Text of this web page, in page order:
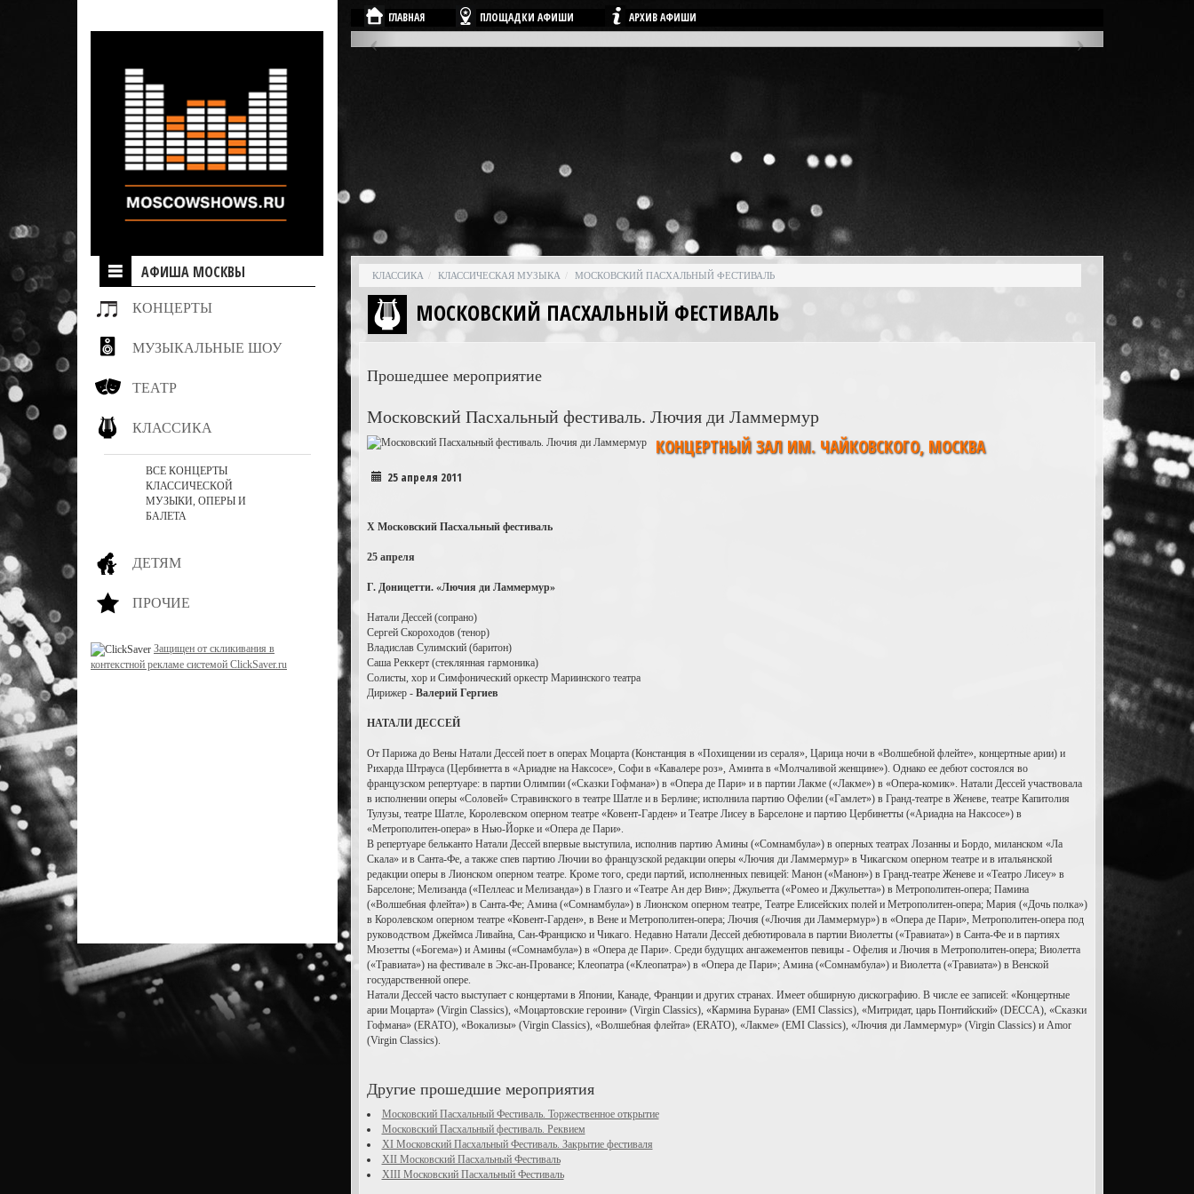
ГЛАВНАЯ ПЛОЩАДКИ АФИШИ АРХИВ АФИШИ
АФИША МОСКВЫ
КОНЦЕРТЫ
МУЗЫКАЛЬНЫЕ ШОУ
ТЕАТР
КЛАССИКА
ВСЕ КОНЦЕРТЫ
КЛАССИЧЕСКОЙ
МУЗЫКИ, ОПЕРЫ И
БАЛЕТА
ДЕТЯМ
ПРОЧИЕ
Защищен от скликивания в
контекстной рекламе системой ClickSaver.ru
КЛАССИКА КЛАССИЧЕСКАЯ МУЗЫКА МОСКОВСКИЙ ПАСХАЛЬНЫЙ ФЕСТИВАЛЬ
МОСКОВСКИЙ ПАСХАЛЬНЫЙ ФЕСТИВАЛЬ
Прошедшее мероприятие
Московский Пасхальный фестиваль. Лючия ди Ламмермур
КОНЦЕРТНЫЙ ЗАЛ ИМ. ЧАЙКОВСКОГО, МОСКВА
25 апреля 2011
X Московский Пасхальный фестиваль
25 апреля
Г. Доницетти. «Лючия ди Ламмермур»
Натали Дессей (сопрано)
Сергей Скороходов (тенор)
Владислав Сулимский (баритон)
Саша Реккерт (стеклянная гармоника)
Солисты, хор и Симфонический оркестр Мариинского театра
Дирижер - Валерий Гергиев
НАТАЛИ ДЕССЕЙ
От Парижа до Вены Натали Дессей поет в операх Моцарта (Констанция в «Похищении из сераля», Царица ночи в «Волшебной флейте», концертные арии) и
Рихарда Штрауса (Цербинетта в «Ариадне на Наксосе», Софи в «Кавалере роз», Аминта в «Молчаливой женщине»). Однако ее дебют состоялся во
французском репертуаре: в партии Олимпии («Сказки Гофмана») в «Опера де Пари» и в партии Лакме («Лакме») в «Опера-комик». Натали Дессей участвовала
в исполнении оперы «Соловей» Стравинского в театре Шатле и в Берлине; исполнила партию Офелии («Гамлет») в Гранд-театре в Женеве, театре Капитолия
Тулузы, театре Шатле, Королевском оперном театре «Ковент-Гарден» и Театре Лисеу в Барселоне и партию Цербинетты («Ариадна на Наксосе») в
«Метрополитен-опера» в Нью-Йорке и «Опера де Пари».
В репертуаре бельканто Натали Дессей впервые выступила, исполнив партию Амины («Сомнамбула») в оперных театрах Лозанны и Бордо, миланском «Ла
Скала» и в Санта-Фе, а также спев партию Лючии во французской редакции оперы «Лючия ди Ламмермур» в Чикагском оперном театре и в итальянской
редакции оперы в Лионском оперном театре. Кроме того, среди партий, исполненных певицей: Манон («Манон») в Гранд-театре Женеве и «Театро Лисеу» в
Барселоне; Мелизанда («Пеллеас и Мелизанда») в Глазго и «Театре Ан дер Вин»; Джульетта («Ромео и Джульетта») в Метрополитен-опера; Памина
(«Волшебная флейта») в Санта-Фе; Амина («Сомнамбула») в Лионском оперном театре, Театре Елисейских полей и Метрополитен-опера; Мария («Дочь полка»)
в Королевском оперном театре «Ковент-Гарден», в Вене и Метрополитен-опера; Лючия («Лючия ди Ламмермур») в «Опера де Пари», Метрополитен-опера под
руководством Джеймса Ливайна, Сан-Франциско и Чикаго. Недавно Натали Дессей дебютировала в партии Виолетты («Травиата») в Санта-Фе и в партиях
Мюзетты («Богема») и Амины («Сомнамбула») в «Опера де Пари». Среди будущих ангажементов певицы - Офелия и Лючия в Метрополитен-опера; Виолетта
(«Травиата») на фестивале в Экс-ан-Провансе; Клеопатра («Клеопатра») в «Опера де Пари»; Амина («Сомнамбула») и Виолетта («Травиата») в Венской
государственной опере.
Натали Дессей часто выступает с концертами в Японии, Канаде, Франции и других странах. Имеет обширную дискографию. В числе ее записей: «Концертные
арии Моцарта» (Virgin Classics), «Моцартовские героини» (Virgin Classics), «Кармина Бурана» (EMI Classics), «Митридат, царь Понтийский» (DECCA), «Сказки
Гофмана» (ERATO), «Вокализы» (Virgin Classics), «Волшебная флейта» (ERATO), «Лакме» (EMI Classics), «Лючия ди Ламмермур» (Virgin Classics) и Amor
(Virgin Classics).
Другие прошедшие мероприятия
Московский Пасхальный Фестиваль. Торжественное открытие
Московский Пасхальный фестиваль. Реквием
XI Московский Пасхальный Фестиваль. Закрытие фестиваля
XII Московский Пасхальный Фестиваль
XIII Московский Пасхальный Фестиваль